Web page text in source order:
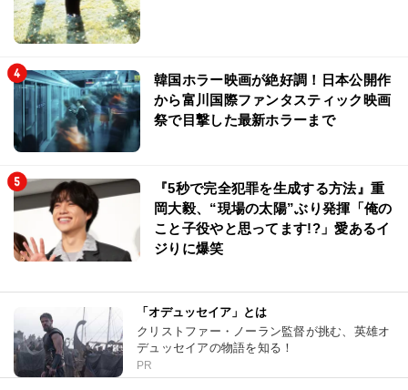
韓国ホラー映画が絶好調！日本公開作
から富川国際ファンタスティック映画
祭で目撃した最新ホラーまで
『5秒で完全犯罪を生成する方法』重
岡大毅、“現場の太陽”ぶり発揮「俺の
こと子役やと思ってます!?」愛あるイ
ジりに爆笑
「オデュッセイア」とは
クリストファー・ノーラン監督が挑む、英雄オ
デュッセイアの物語を知る！
PR